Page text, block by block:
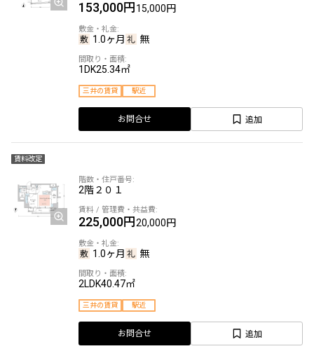
153,000円15,000円
1.0ヶ月 無
1DK25.34㎡
三井の賃貸 駅近
お問合せ 追加
賃料改定
2階２０１
225,000円20,000円
1.0ヶ月 無
2LDK40.47㎡
三井の賃貸 駅近
お問合せ 追加